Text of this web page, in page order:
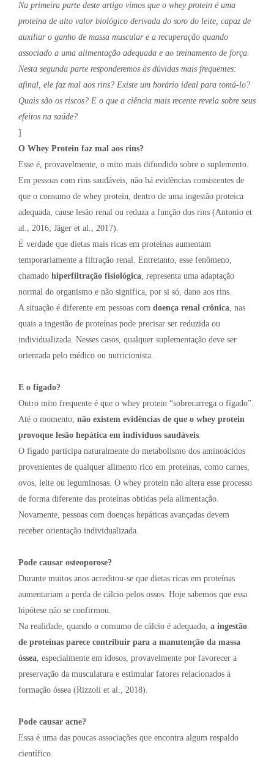
Na primeira parte deste artigo vimos que o whey protein é uma
proteína de alto valor biológico derivada do soro do leite, capaz de
auxiliar o ganho de massa muscular e a recuperação quando
associado a uma alimentação adequada e ao treinamento de força.
Nesta segunda parte responderemos às dúvidas mais frequentes:
afinal, ele faz mal aos rins? Existe um horário ideal para tomá-lo?
Quais são os riscos? E o que a ciência mais recente revela sobre seus
efeitos na saúde?
]
O Whey Protein faz mal aos rins?
Esse é, provavelmente, o mito mais difundido sobre o suplemento.
Em pessoas com rins saudáveis, não há evidências consistentes de
que o consumo de whey protein, dentro de uma ingestão proteica
adequada, cause lesão renal ou reduza a função dos rins (Antonio et
al., 2016; Jäger et al., 2017).
É verdade que dietas mais ricas em proteínas aumentam
temporariamente a filtração renal. Entretanto, esse fenômeno,
chamado hiperfiltração fisiológica, representa uma adaptação
normal do organismo e não significa, por si só, dano aos rins.
A situação é diferente em pessoas com doença renal crônica, nas
quais a ingestão de proteínas pode precisar ser reduzida ou
individualizada. Nesses casos, qualquer suplementação deve ser
orientada pelo médico ou nutricionista.
E o fígado?
Outro mito frequente é que o whey protein “sobrecarrega o fígado”.
Até o momento, não existem evidências de que o whey protein
provoque lesão hepática em indivíduos saudáveis.
O fígado participa naturalmente do metabolismo dos aminoácidos
provenientes de qualquer alimento rico em proteínas, como carnes,
ovos, leite ou leguminosas. O whey protein não altera esse processo
de forma diferente das proteínas obtidas pela alimentação.
Novamente, pessoas com doenças hepáticas avançadas devem
receber orientação individualizada.
Pode causar osteoporose?
Durante muitos anos acreditou-se que dietas ricas em proteínas
aumentariam a perda de cálcio pelos ossos. Hoje sabemos que essa
hipótese não se confirmou.
Na realidade, quando o consumo de cálcio é adequado, a ingestão
de proteínas parece contribuir para a manutenção da massa
óssea, especialmente em idosos, provavelmente por favorecer a
preservação da musculatura e estimular fatores relacionados à
formação óssea (Rizzoli et al., 2018).
Pode causar acne?
Essa é uma das poucas associações que encontra algum respaldo
científico.